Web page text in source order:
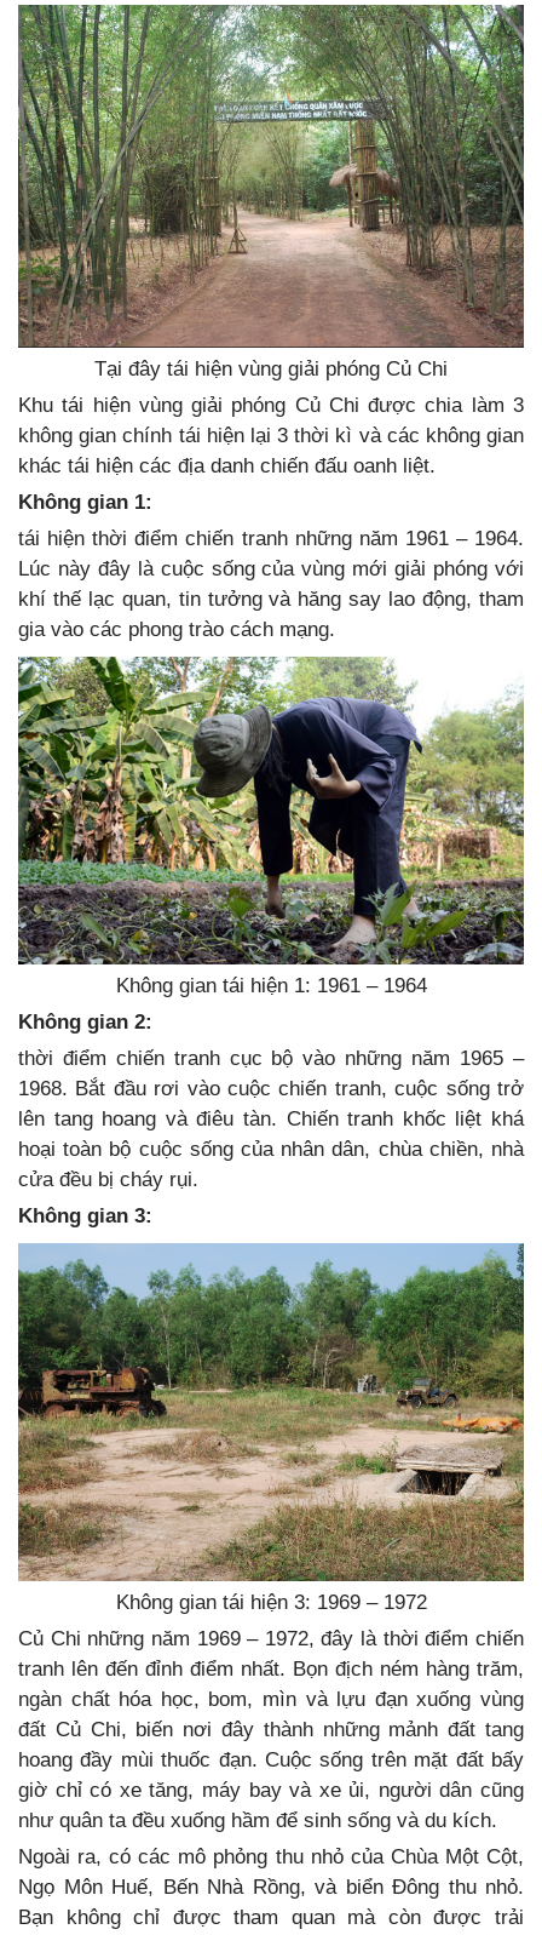
Tại đây tái hiện vùng giải phóng Củ Chi
Khu tái hiện vùng giải phóng Củ Chi được chia làm 3
không gian chính tái hiện lại 3 thời kì và các không gian
khác tái hiện các địa danh chiến đấu oanh liệt.
Không gian 1:
tái hiện thời điểm chiến tranh những năm 1961 – 1964.
Lúc này đây là cuộc sống của vùng mới giải phóng với
khí thế lạc quan, tin tưởng và hăng say lao động, tham
gia vào các phong trào cách mạng.
Không gian tái hiện 1: 1961 – 1964
Không gian 2:
thời điểm chiến tranh cục bộ vào những năm 1965 –
1968. Bắt đầu rơi vào cuộc chiến tranh, cuộc sống trở
lên tang hoang và điêu tàn. Chiến tranh khốc liệt khá
hoại toàn bộ cuộc sống của nhân dân, chùa chiền, nhà
cửa đều bị cháy rụi.
Không gian 3:
Không gian tái hiện 3: 1969 – 1972
Củ Chi những năm 1969 – 1972, đây là thời điểm chiến
tranh lên đến đỉnh điểm nhất. Bọn địch ném hàng trăm,
ngàn chất hóa học, bom, mìn và lựu đạn xuống vùng
đất Củ Chi, biến nơi đây thành những mảnh đất tang
hoang đầy mùi thuốc đạn. Cuộc sống trên mặt đất bấy
giờ chỉ có xe tăng, máy bay và xe ủi, người dân cũng
như quân ta đều xuống hầm để sinh sống và du kích.
Ngoài ra, có các mô phỏng thu nhỏ của Chùa Một Cột,
Ngọ Môn Huế, Bến Nhà Rồng, và biển Đông thu nhỏ.
Bạn không chỉ được tham quan mà còn được trải